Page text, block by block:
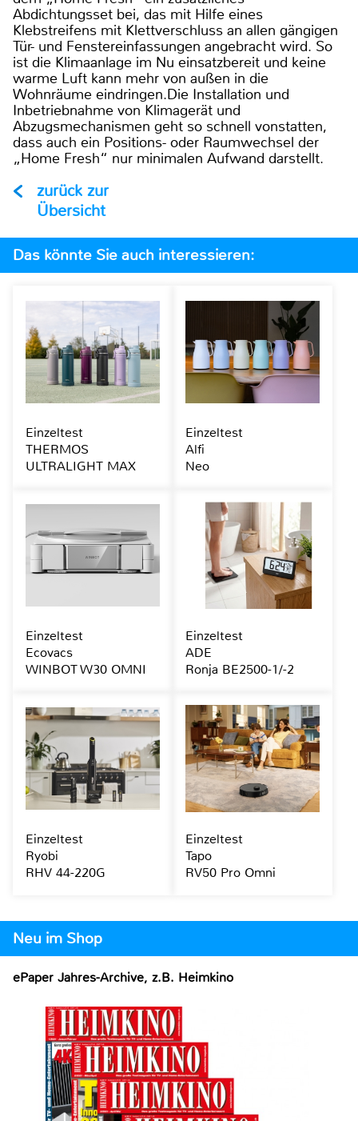
Abdichtungsset bei, das mit Hilfe eines
Klebstreifens mit Klettverschluss an allen gängigen
Tür- und Fenstereinfassungen angebracht wird. So
ist die Klimaanlage im Nu einsatzbereit und keine
warme Luft kann mehr von außen in die
Wohnräume eindringen.Die Installation und
Inbetriebnahme von Klimagerät und
Abzugsmechanismen geht so schnell vonstatten,
dass auch ein Positions- oder Raumwechsel der
„Home Fresh“ nur minimalen Aufwand darstellt.
zurück zur
Übersicht
Neu im Shop
ePaper Jahres-Archive, z.B. Heimkino
Das könnte Sie auch interessieren:
Einzeltest
THERMOS
ULTRALIGHT MAX
Einzeltest
Alfi
Neo
Einzeltest
Ecovacs
WINBOT W30 OMNI
Einzeltest
ADE
Ronja BE2500-1/-2
Einzeltest
Ryobi
RHV 44-220G
Einzeltest
Tapo
RV50 Pro Omni